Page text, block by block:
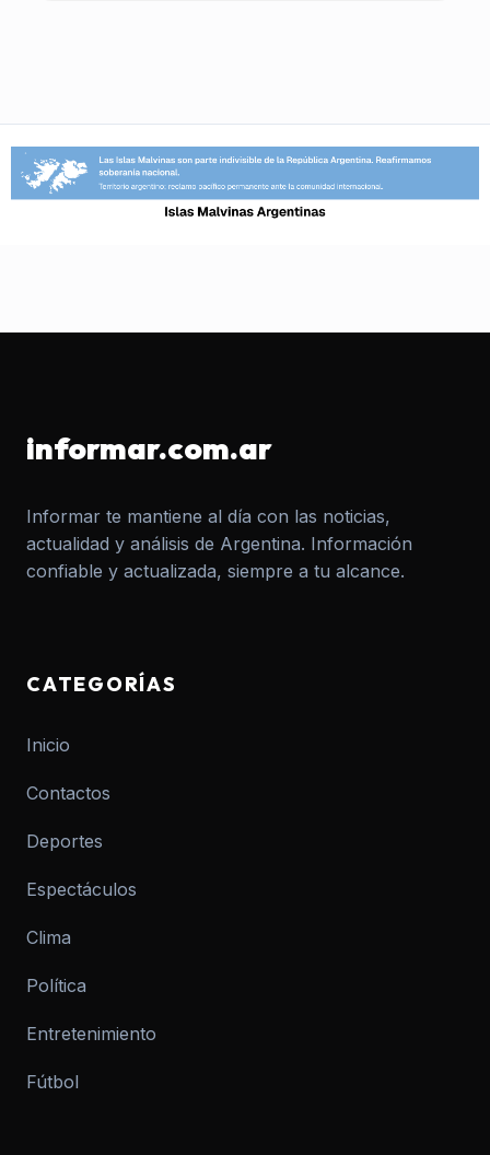
informar.com.ar
Informar te mantiene al día con las noticias,
actualidad y análisis de Argentina. Información
confiable y actualizada, siempre a tu alcance.
CATEGORÍAS
Inicio
Contactos
Deportes
Espectáculos
Clima
Política
Entretenimiento
Fútbol